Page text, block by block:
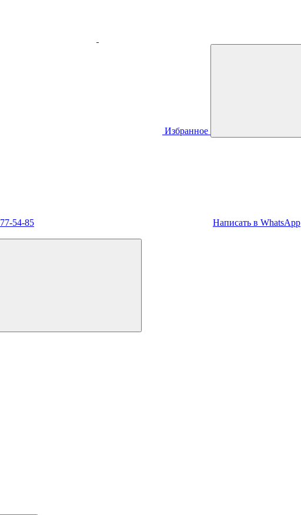
Избранное
54-85 Написать в WhatsApp